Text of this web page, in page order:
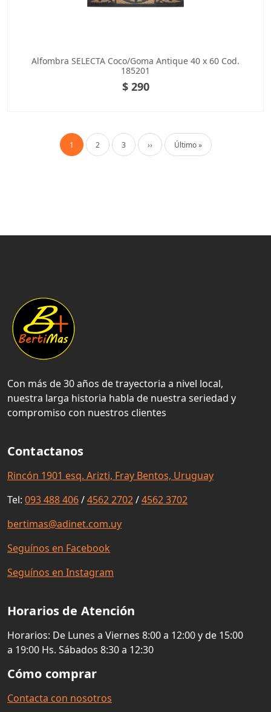
Alfombra SELECTA Coco/Goma Antique 40 x 60 Cod.
185201
$ 290
Paginación
Página actual
1 Página
2 Página
3 Siguiente página
›› Última página
Último »
Con más de 30 años de trayectoria a nivel local,
nuestra larga historia habla de nuestra seriedad y
compromiso con nuestros clientes
Contactanos
Rincón 1901 esq. Arizti, Fray Bentos, Uruguay
Tel: 093 488 406/4562 2702/4562 3702
bertimas@adinet.com.uy
Seguínos en Facebook
Seguínos en Instagram
Horarios de Atención
Horarios: De Lunes a Viernes 8:00 a 12:00 y de 15:00
a 19:00 Hs. Sábados 8:30 a 12:30
Cómo comprar
Contacta con nosotros